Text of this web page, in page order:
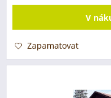
V
Zapamatovat